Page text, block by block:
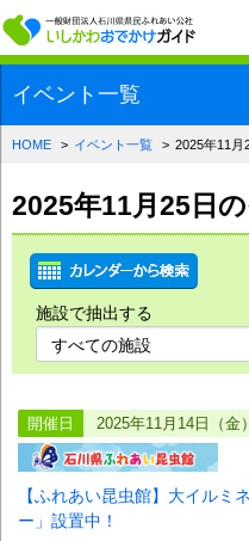
イベント一覧
HOME イベント一覧 2025年11月
2025年11月25日
施設で抽出する
開催日 2025年11月14日（金
【ふれあい昆虫館】大イルミ
ー」設置中！